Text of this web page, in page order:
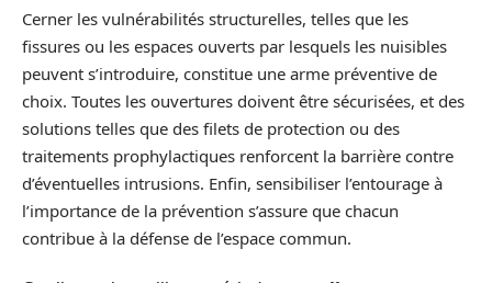
Cerner les vulnérabilités structurelles, telles que les
fissures ou les espaces ouverts par lesquels les nuisibles
peuvent s’introduire, constitue une arme préventive de
choix. Toutes les ouvertures doivent être sécurisées, et des
solutions telles que des filets de protection ou des
traitements prophylactiques renforcent la barrière contre
d’éventuelles intrusions. Enfin, sensibiliser l’entourage à
l’importance de la prévention s’assure que chacun
contribue à la défense de l’espace commun.